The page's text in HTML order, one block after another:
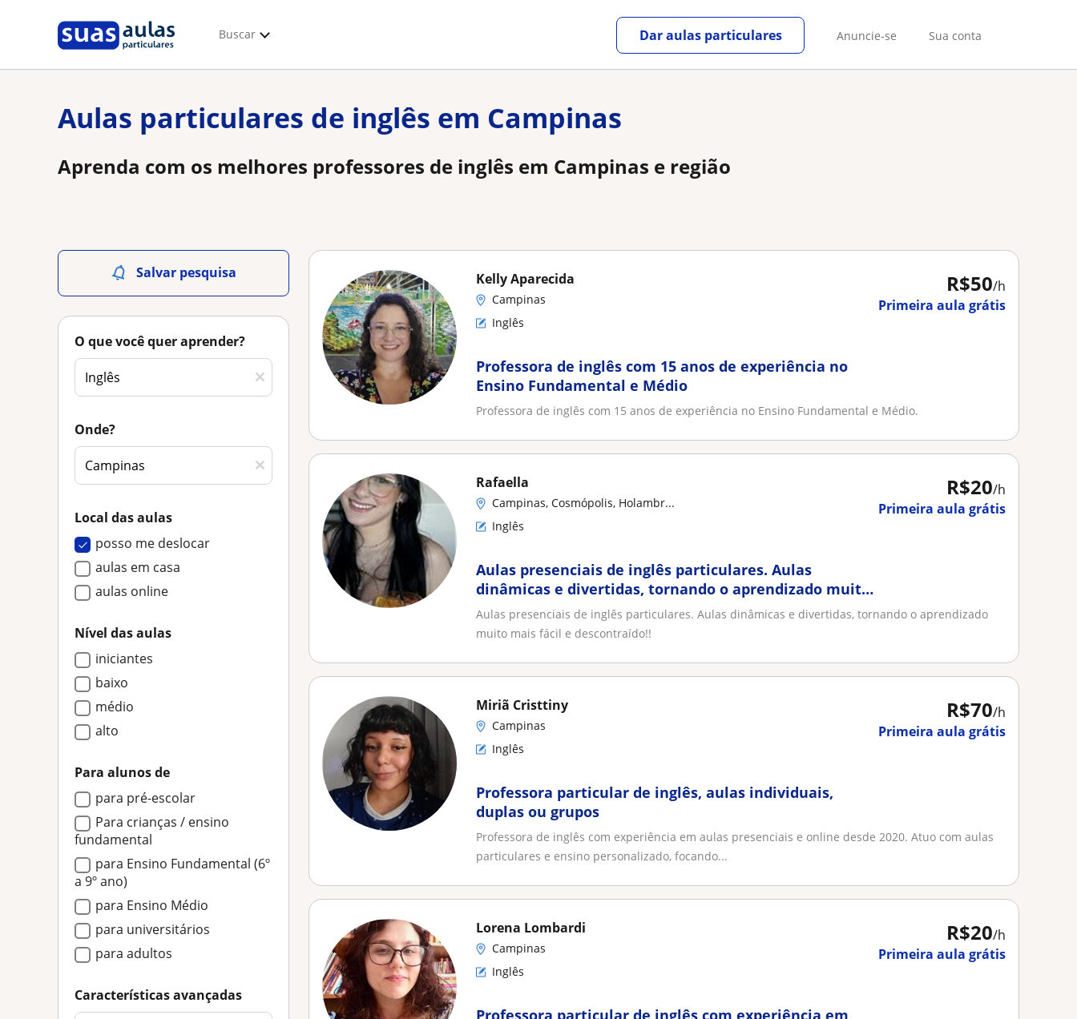
Buscar Anuncie-se Sua conta
Dar aulas particulares
Aulas particulares de inglês em Campinas
Aprenda com os melhores professores de inglês em Campinas e região
Salvar pesquisa
O que você quer aprender?
Onde?
Local das aulas
posso me deslocar
aulas em casa
aulas online
Nível das aulas
iniciantes
baixo
médio
alto
Para alunos de
para pré-escolar
Para crianças / ensino
fundamental
para Ensino Fundamental (6º
a 9º ano)
para Ensino Médio
para universitários
para adultos
Características avançadas
R$50/h
Primeira aula grátis
Kelly Aparecida
Campinas
Inglês
Professora de inglês com 15 anos de experiência no
Ensino Fundamental e Médio
Professora de inglês com 15 anos de experiência no Ensino Fundamental e Médio.
R$20/h
Primeira aula grátis
Rafaella
Campinas, Cosmópolis, Holambr...
Inglês
Aulas presenciais de inglês particulares. Aulas
dinâmicas e divertidas, tornando o aprendizado muito
mais fácil e descontraído
Aulas presenciais de inglês particulares. Aulas dinâmicas e divertidas, tornando o aprendizado
muito mais fácil e descontraído!!
R$70/h
Primeira aula grátis
Miriã Cristtiny
Campinas
Inglês
Professora particular de inglês, aulas individuais,
duplas ou grupos
Professora de inglês com experiência em aulas presenciais e online desde 2020. Atuo com aulas
particulares e ensino personalizado, focando...
R$20/h
Primeira aula grátis
Lorena Lombardi
Campinas
Inglês
Professora particular de inglês com experiência em